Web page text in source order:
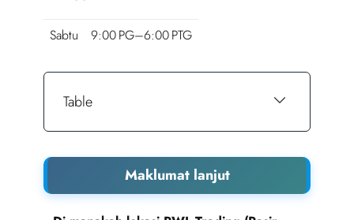
Sabtu 9:00 PG–6:00 PTG
Table
Maklumat lanjut